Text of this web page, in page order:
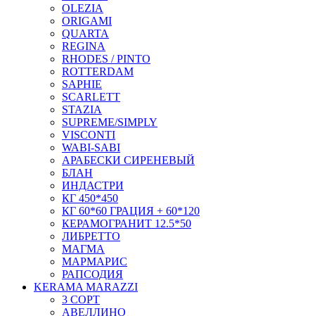
OLEZIA
ORIGAMI
QUARTA
REGINA
RHODES / PINTO
ROTTERDAM
SAPHIE
SCARLETT
STAZIA
SUPREME/SIMPLY
VISCONTI
WABI-SABI
АРАБЕСКИ СИРЕНЕВЫЙ
БЛАН
ИНДАСТРИ
КГ 450*450
КГ 60*60 ГРАЦИЯ + 60*120
КЕРАМОГРАНИТ 12.5*50
ЛИБРЕТТО
МАГМА
МАРМАРИС
РАПСОДИЯ
KERAMA MARAZZI
3 СОРТ
АВЕЛЛИНО